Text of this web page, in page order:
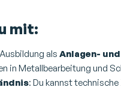
mit:
als Anlagen-
in Metallbearbeitung und
: Du kannst